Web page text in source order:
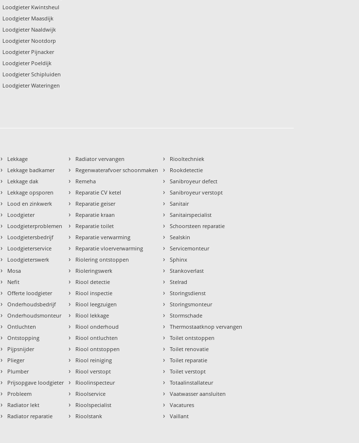
Loodgieter Kwintsheul
Loodgieter Maasdijk
Loodgieter Naaldwijk
Loodgieter Nootdorp
Loodgieter Pijnacker
Loodgieter Poeldijk
Loodgieter Schipluiden
Loodgieter Wateringen
› Lekkage
› Lekkage badkamer
› Lekkage dak
› Lekkage opsporen
› Lood en zinkwerk
› Loodgieter
› Loodgieterproblemen
› Loodgietersbedrijf
› Loodgieterservice
› Loodgieterswerk
› Mosa
› Nefit
› Offerte loodgieter
› Onderhoudsbedrijf
› Onderhoudsmonteur
› Ontluchten
› Ontstopping
› Pijpsnijder
› Plieger
› Plumber
› Prijsopgave loodgieter
› Probleem
› Radiator lekt
› Radiator reparatie
› Radiator vervangen
› Regenwaterafvoer schoonmaken
› Remeha
› Reparatie CV ketel
› Reparatie geiser
› Reparatie kraan
› Reparatie toilet
› Reparatie verwarming
› Reparatie vloerverwarming
› Riolering ontstoppen
› Rioleringswerk
› Riool detectie
› Riool inspectie
› Riool leegzuigen
› Riool lekkage
› Riool onderhoud
› Riool ontluchten
› Riool ontstoppen
› Riool reiniging
› Riool verstopt
› Rioolinspecteur
› Rioolservice
› Rioolspecialist
› Rioolstank
› Riooltechniek
› Rookdetectie
› Sanibroyeur defect
› Sanibroyeur verstopt
› Sanitair
› Sanitairspecialist
› Schoorsteen reparatie
› Sealskin
› Servicemonteur
› Sphinx
› Stankoverlast
› Stelrad
› Storingsdienst
› Storingsmonteur
› Stormschade
› Thermostaatknop vervangen
› Toilet ontstoppen
› Toilet renovatie
› Toilet reparatie
› Toilet verstopt
› Totaalinstallateur
› Vaatwasser aansluiten
› Vacatures
› Vaillant